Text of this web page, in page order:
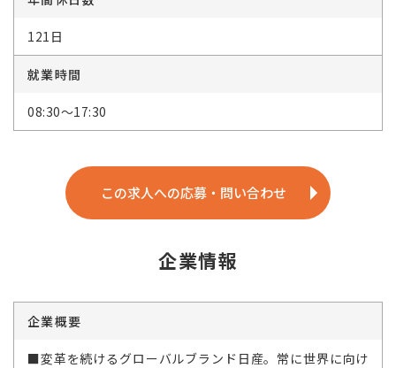
121日
就業時間
08:30～17:30
この求人への応募・問い合わせ
企業情報
企業概要
■変革を続けるグローバルブランド日産。常に世界に向け